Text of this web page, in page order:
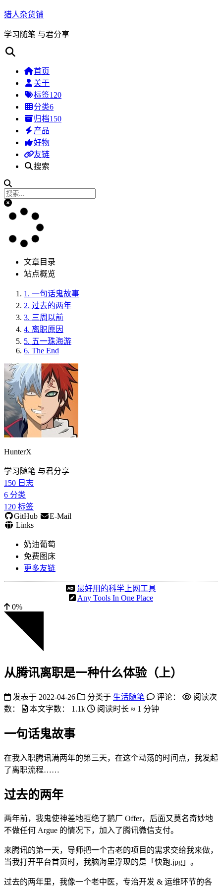
猎人杂货铺
学习随笔 与君分享
首页
关于
标签120
分类6
归档150
产品
好物
友链
搜索
文章目录
站点概览
1. 一句话鬼故事
2. 过去的两年
3. 三周以前
4. 离职原因
5. 五一珠海游
6. The End
HunterX
学习随笔 与君分享
150 日志
6 分类
120 标签
GitHub
E-Mail
Links
奶油葡萄
免费图床
更多友链
最好用的科学上网工具
Any Tools In One Place
0%
从腾讯离职是一种什么体验（上）
发表于 2022-04-26 分类于 生活随笔 评论：
阅读次
数：
本文字数： 1.1k 阅读时长 ≈ 1 分钟
一句话鬼故事
在我入职腾讯满两年的第三天，在这个动荡的时间点，我发起
了离职流程……
过去的两年
两年前，我鬼使神差地拒绝了鹅厂 Offer，后面又莫名奇妙地
不做任何 Argue 的情况下，加入了腾讯微信支付。
来腾讯的第一天，导师把一个古老的项目的需求交给我来做，
当我打开平台首页时，我脑海里浮现的是「快跑.jpg」。
过去的两年里，我像一个老中医，专治开发 & 运维环节的各